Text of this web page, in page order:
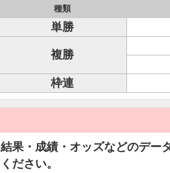
種類
単勝
複勝
枠連
結果・成績・オッズなどのデー
ください。